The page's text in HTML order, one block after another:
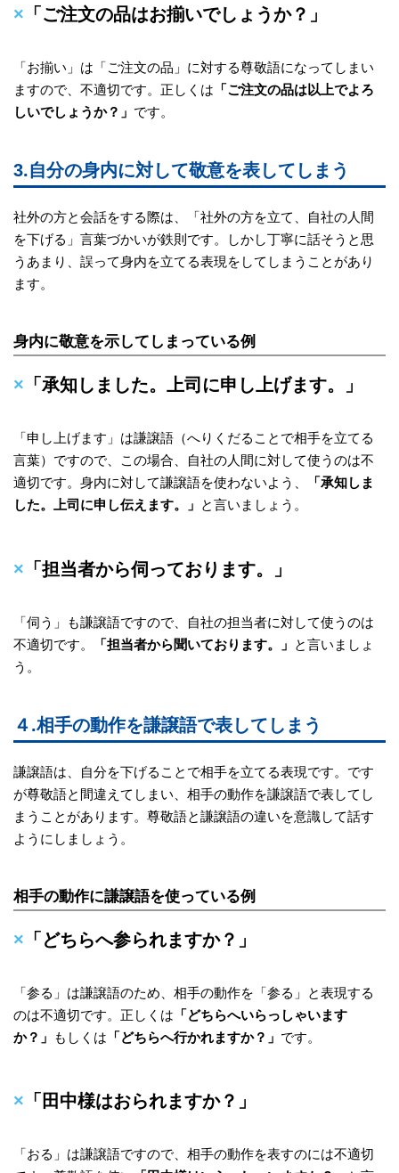
× 「ご注文の品はお揃いでしょうか？」
「お揃い」は「ご注文の品」に対する尊敬語になってしまい
ますので、不適切です。正しくは 「ご注文の品は以上でよろ
しいでしょうか？」 です。
3.自分の身内に対して敬意を表してしまう
社外の方と会話をする際は、「社外の方を立て、自社の人間
を下げる」言葉づかいが鉄則です。しかし丁寧に話そうと思
うあまり、誤って身内を立てる表現をしてしまうことがあり
ます。
身内に敬意を示してしまっている例
× 「承知しました。上司に申し上げます。」
「申し上げます」は謙譲語（へりくだることで相手を立てる
言葉）ですので、この場合、自社の人間に対して使うのは不
適切です。身内に対して謙譲語を使わないよう、
「承知しま
した。上司に申し伝えます。」 と言いましょう。
× 「担当者から伺っております。」
「伺う」も謙譲語ですので、自社の担当者に対して使うのは
不適切です。
「担当者から聞いております。」 と言いましょ
う。
４.相手の動作を謙譲語で表してしまう
謙譲語は、自分を下げることで相手を立てる表現です。です
が尊敬語と間違えてしまい、相手の動作を謙譲語で表してし
まうことがあります。尊敬語と謙譲語の違いを意識して話す
ようにしましょう。
相手の動作に謙譲語を使っている例
× 「どちらへ参られますか？」
「参る」は謙譲語のため、相手の動作を「参る」と表現する
のは不適切です。正しくは 「どちらへいらっしゃいます
か？」 もしくは 「どちらへ行かれますか？」 です。
× 「田中様はおられますか？」
「おる」は謙譲語ですので、相手の動作を表すのには不適切